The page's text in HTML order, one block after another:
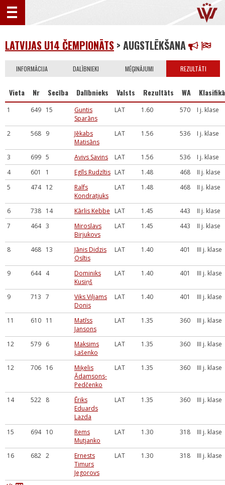
LATVIJAS U14 ČEMPIONĀTS > AUGSTLĒKŠANA
INFORMĀCIJA DALĪBNIEKI MĒĢINĀJUMI REZULTĀTI
Vieta Nr Secība Dalībnieks Valsts Rezultāts WA
1 649 15
Guntis
Sparāns
LAT 1.60 570 I j. klase
2 568 9
Jēkabs
Matisāns
LAT 1.56 536 I j. klase
3 699 5 Avivs Savins LAT 1.56 536
I j. klase
4
601 1 Egīls Rudzītis LAT 1.48 468
II j. klase
5
474 12
Ralfs
Kondratjuks
LAT 1.48 468 II j. klase
6 738 14 Kārlis Kebbe LAT 1.45 443
II j. klase
7
464 3
Miroslavs
Birjukovs
LAT 1.45 443 II j. klase
8 468 13
Jānis Didzis
Osītis
LAT 1.40 401 III j. klase
9 644 4
Dominiks
Kusiņš
LAT 1.40 401 III j. klase
9 713 7
Viks Viljams
Donis
LAT 1.40 401 III j. klase
11 610 11
Matīss
Jansons
LAT 1.35 360 III j. klase
12 579 6
Maksims
Ļašenko
LAT 1.35 360 III j. klase
12 706 16
Miķelis
Ādamsons-
Pedčenko
LAT 1.35 360 III j. klase
14 522 8
Ēriks
Eduards
Lazda
LAT 1.35 360 III j. klase
15 694 10
Rems
Mutjanko
LAT 1.30 318 III j. klase
16 682 2
Ernests
Timurs
Jegorovs
LAT 1.30 318 III j. klase